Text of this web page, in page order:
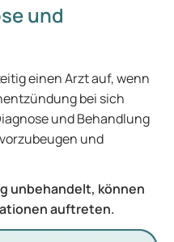
und
einen Arzt auf, wenn
bei sich
und Behandlung
und
unbehandelt, können
auftreten.